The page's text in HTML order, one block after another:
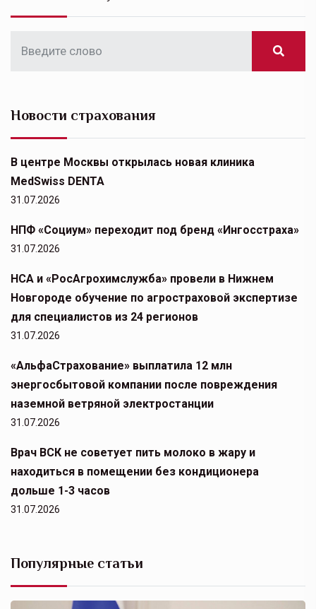
Новости страхования
В центре Москвы открылась новая клиника
MedSwiss DENTA
31.07.2026
НПФ «Социум» переходит под бренд «Ингосстраха»
31.07.2026
НСА и «РосАгрохимслужба» провели в Нижнем
Новгороде обучение по агростраховой экспертизе
для специалистов из 24 регионов
31.07.2026
«АльфаСтрахование» выплатила 12 млн
энергосбытовой компании после повреждения
наземной ветряной электростанции
31.07.2026
Врач ВСК не советует пить молоко в жару и
находиться в помещении без кондиционера
дольше 1-3 часов
31.07.2026
Популярные статьи